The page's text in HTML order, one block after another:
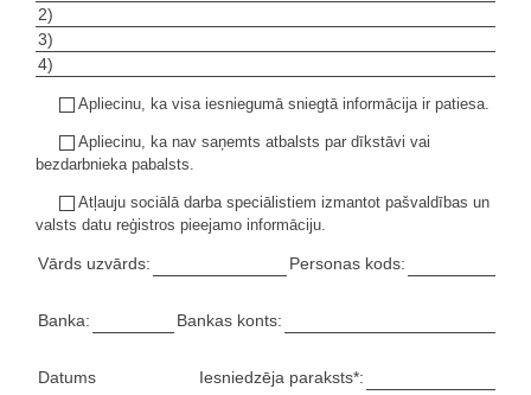
2)
3)
4)
Apliecinu, ka visa iesniegumā sniegtā informācija ir patiesa.
Apliecinu, ka nav saņemts atbalsts par dīkstāvi vai
bezdarbnieka pabalsts.
Atļauju sociālā darba speciālistiem izmantot pašvaldības un
valsts datu reģistros pieejamo informāciju.
Vārds uzvārds: Personas kods:
Banka: Bankas konts:
Datums Iesniedzēja paraksts*: